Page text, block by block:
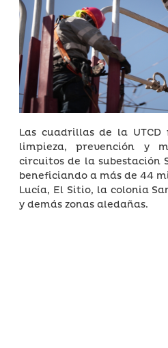
Las cuadrillas de la
limpieza, prevención y
circuitos de la subestación
beneficiando a más de 44
Lucía, El Sitio, la colonia
y demás zonas aledañas.